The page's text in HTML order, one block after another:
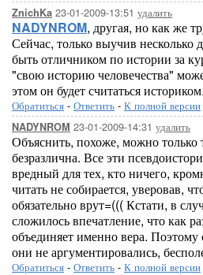
ZnichKa 23-01-2009-13:51 удалить
NADYNROM, другая, но как же
Сейчас, только выучив несколько
быть отличником по истории за
"свою историю человечества"
этом он будет считаться
Обратиться - Ответить - К полной версии
NADYNROM 23-01-2009-14:31 удалить
Объяснить, похоже, можно только
безразлична. Все эти
вредный для тех, кто ничего,
читать не собирается, уверовав,
обязательно врут=((( Кстати, в
сложилось впечатление, что как
объединяет именно вера.
они не аргументировались,
Обратиться - Ответить - К полной версии